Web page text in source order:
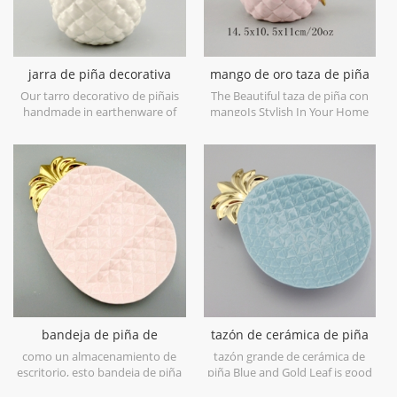
jarra de piña decorativa
blanca cerámica con tapa
dorada
Our tarro decorativo de piñais
handmade in earthenware of
gold leaf lid,can be used as a
decorative canister,or
decorative object only. Can be
smaller and filled with was as a
candle holder. Hand wash only.
mango de oro taza de piña
de cerámica
The Beautiful taza de piña con
mangoIs Stylish In Your Home
bandeja de piña de
cerámica rosa azul
como un almacenamiento de
escritorio, esto bandeja de piña
tazón de cerámica de piña
grande azul y hoja de oro
tazón grande de cerámica de
piña Blue and Gold Leaf is good